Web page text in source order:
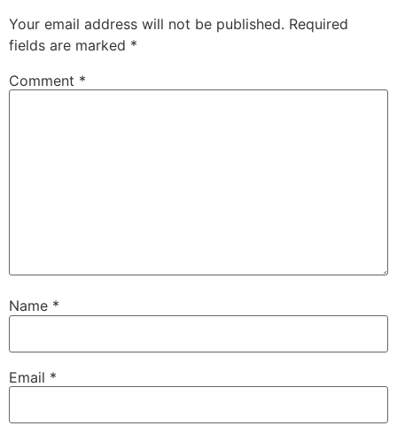
Your email address will not be published. Required
fields are marked *
Comment *
Name *
Email *